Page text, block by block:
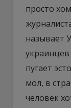
просто
называет
пугает
мол, в
человек